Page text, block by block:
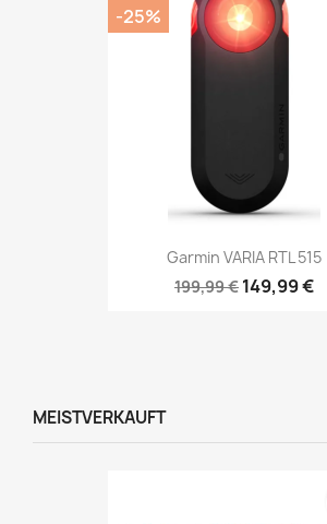
Garmin VARIA RTL 515
199,99 € 149,99 €
-25%
MEISTVERKAUFT